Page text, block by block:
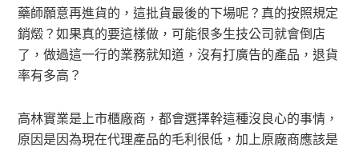
藥師願意再進貨的，這批貨最後的下場呢？真的按照規定
銷燬？如果真的要這樣做，可能很多生技公司就會倒店
了，做過這一行的業務就知道，沒有打廣告的產品，退貨
率有多高？
高林實業是上市櫃廠商，都會選擇幹這種沒良心的事情，
原因是因為現在代理產品的毛利很低，加上原廠商應該是